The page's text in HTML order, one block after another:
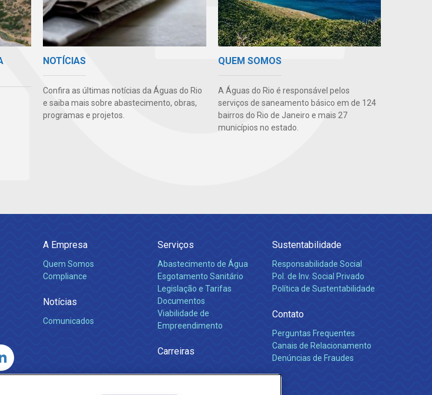
NOTÍCIAS
Confira as últimas notícias da Águas do Rio
e saiba mais sobre abastecimento, obras,
programas e projetos.
QUEM SOMOS
A Águas do Rio é responsável pelos
serviços de saneamento básico em de 124
bairros do Rio de Janeiro e mais 27
municípios no estado.
A Empresa
Quem Somos
Compliance
Notícias
Comunicados
Serviços
Abastecimento de Água
Esgotamento Sanitário
Legislação e Tarifas
Documentos
Viabilidade de
Empreendimento
Carreiras
Sustentabilidade
Responsabilidade Social
Pol. de Inv. Social Privado
Política de Sustentabilidade
Contato
Perguntas Frequentes
Canais de Relacionamento
Denúncias de Fraudes